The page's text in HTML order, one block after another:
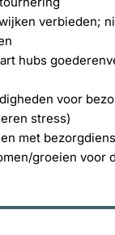
verbieden;
hubs
voor
stress)
met
groeien